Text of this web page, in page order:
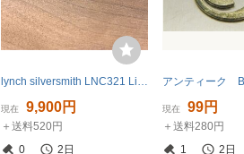
現在 9,900円
＋送料520円
0
2日
現在 99円
＋送料280円
1
2日